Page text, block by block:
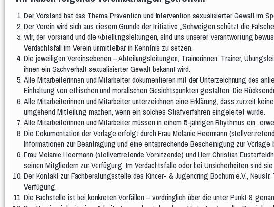
Der Vorstand hat das Thema Prävention und Intervention sexualisierter Gewalt im
Der Verein wird sich aus diesem Grunde der Initiative „Schweigen schützt die
Wir, der Vorstand und die Abteilungsleitungen, sind uns unserer Verantwortung
Verdachtsfall im Verein unmittelbar in Kenntnis zu setzen.
Die jeweiligen Vereinsebenen – Abteilungsleitungen, Trainerinnen, Trainer,
ihnen ein Sachverhalt sexualisierter Gewalt bekannt wird.
Alle Mitarbeiterinnen und Mitarbeiter dokumentieren mit der Unterzeichnung des
Einhaltung von ethischen und moralischen Gesichtspunkten gestalten. Die
Alle Mitarbeiterinnen und Mitarbeiter unterzeichnen eine Erklärung, dass zurzeit
umgehend Mitteilung machen, wenn ein solches Strafverfahren eingeleitet wurde.
Alle Mitarbeiterinnen und Mitarbeiter müssen in einem 5-jährigen Rhythmus ein
Die Dokumentation der Vorlage erfolgt durch Frau Melanie Heermann
Informationen zur Beantragung und eine entsprechende Bescheinigung zur
Frau Melanie Heermann (stellvertretende Vorsitzende) und Herr Christian
seinen Mitgliedern zur Verfügung. Im Verdachtsfalle oder bei Unsicherheiten sind
Der Kontakt zur Fachberatungsstelle des Kinder- & Jugendring Bochum e.V.,
Verfügung.
Die Fachstelle ist bei konkreten Vorfällen – vordringlich über die unter Punkt 9.